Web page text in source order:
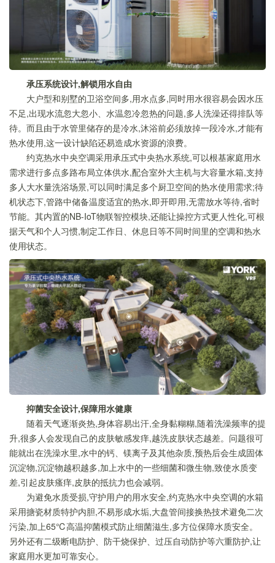
承压系统设计,解锁用水自由
大户型和别墅的卫浴空间多,用水点多,同时用水很容易会因水压
不足,出现水流忽大忽小、水温忽冷忽热的问题,多人洗澡还得排队等
待。而且由于水管里储存的是冷水,沐浴前必须放掉一段冷水,才能有
热水使用,这一设计缺陷还易造成水资源的浪费。
约克热水中央空调采用承压式中央热水系统,可以根基家庭用水
需求进行多点多路布局立体供水,配合室外大主机与大容量水箱,支持
多人大水量洗浴场景,可以同时满足多个厨卫空间的热水使用需求;待
机状态下,管路中储备温度适宜的热水,即开即用,无需放水等待,省时
节能。其内置的NB-IoT物联智控模块,还能让操控方式更人性化,可根
据天气和个人习惯,制定工作日、休息日等不同时间里的空调和热水
使用状态。
抑菌安全设计,保障用水健康
随着天气逐渐炎热,身体容易出汗,全身黏糊糊,随着洗澡频率的提
升,很多人会发现自己的皮肤敏感发痒,越洗皮肤状态越差。问题很可
能就出在洗澡水里,水中的钙、镁离子及其他杂质,预热后会生成固体
沉淀物,沉淀物越积越多,加上水中的一些细菌和微生物,致使水质变
差,引起皮肤瘙痒,皮肤的抵抗力也会减弱。
为避免水质受损,守护用户的用水安全,约克热水中央空调的水箱
采用搪瓷材质特护内胆,不易形成水垢,大盘管间接换热技术避免二次
污染,加上65℃高温抑菌模式防止细菌滋生,多方位保障水质安全。
另外还有二级断电防护、防干烧保护、过压自动防护等六重防护,让
家庭用水更加可靠安心。